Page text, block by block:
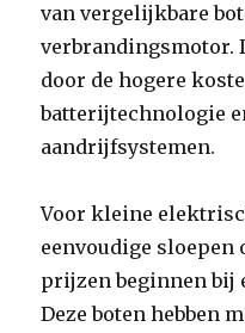
van vergelijkbare
door de hogere
batterijtechnologie
aandrijfsystemen.
Voor kleine
eenvoudige sloepen
prijzen beginnen bij
Deze boten hebben